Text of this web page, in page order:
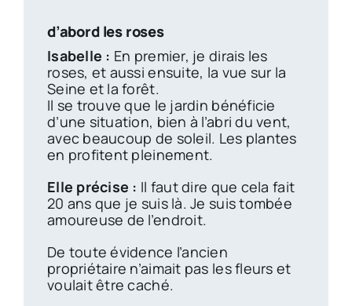
d’abord les roses
Isabelle : En premier, je dirais les
roses, et aussi ensuite, la vue sur la
Seine et la forêt.
Il se trouve que le jardin bénéficie
d’une situation, bien à l’abri du vent,
avec beaucoup de soleil. Les plantes
en profitent pleinement.
Elle précise : Il faut dire que cela fait
20 ans que je suis là. Je suis tombée
amoureuse de l’endroit.
De toute évidence l’ancien
propriétaire n’aimait pas les fleurs et
voulait être caché.